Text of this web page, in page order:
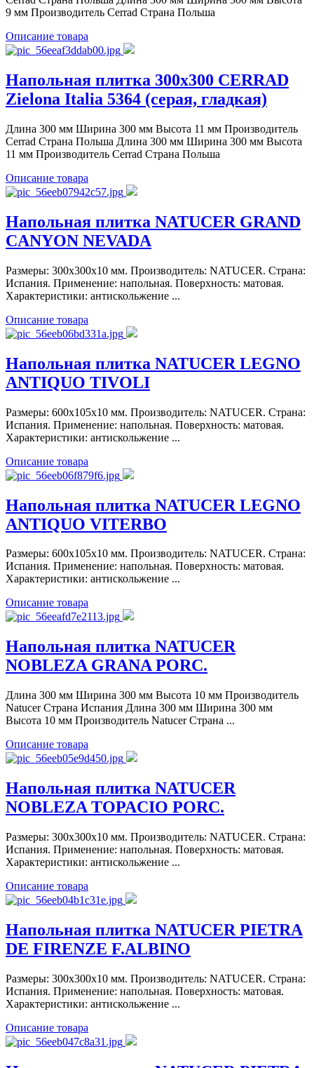
9 мм Производитель Cerrad Страна Польша
Описание товара
Напольная плитка 300x300 CERRAD
Zielona Italia 5364 (серая, гладкая)
Длина 300 мм Ширина 300 мм Высота 11 мм Производитель
Cerrad Страна Польша Длина 300 мм Ширина 300 мм Высота
11 мм Производитель Cerrad Страна Польша
Описание товара
Напольная плитка NATUCER GRAND
CANYON NEVADA
Размеры: 300x300x10 мм. Производитель: NATUCER. Страна:
Испания. Применение: напольная. Поверхность: матовая.
Характеристики: антискольжение ...
Описание товара
Напольная плитка NATUCER LEGNO
ANTIQUO TIVOLI
Размеры: 600x105x10 мм. Производитель: NATUCER. Страна:
Испания. Применение: напольная. Поверхность: матовая.
Характеристики: антискольжение ...
Описание товара
Напольная плитка NATUCER LEGNO
ANTIQUO VITERBO
Размеры: 600x105x10 мм. Производитель: NATUCER. Страна:
Испания. Применение: напольная. Поверхность: матовая.
Характеристики: антискольжение ...
Описание товара
Напольная плитка NATUCER
NOBLEZA GRANA PORC.
Длина 300 мм Ширина 300 мм Высота 10 мм Производитель
Natucer Страна Испания Длина 300 мм Ширина 300 мм
Высота 10 мм Производитель Natucer Страна ...
Описание товара
Напольная плитка NATUCER
NOBLEZA TOPACIO PORC.
Размеры: 300x300x10 мм. Производитель: NATUCER. Страна:
Испания. Применение: напольная. Поверхность: матовая.
Характеристики: антискольжение ...
Описание товара
Напольная плитка NATUCER PIETRA
DE FIRENZE F.ALBINO
Размеры: 300x300x10 мм. Производитель: NATUCER. Страна:
Испания. Применение: напольная. Поверхность: матовая.
Характеристики: антискольжение ...
Описание товара